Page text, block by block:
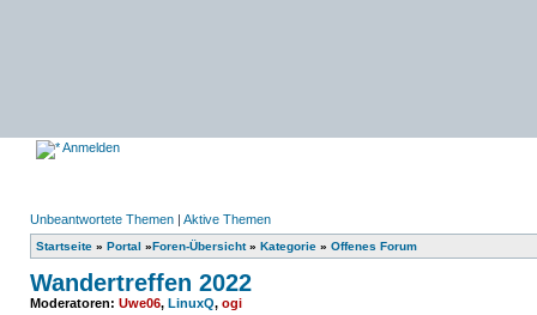
Anmelden
Unbeantwortete Themen | Aktive Themen
Startseite » Portal »Foren-Übersicht» Kategorie » Offenes Forum
Wandertreffen 2022
Moderatoren: Uwe06, LinuxQ, ogi